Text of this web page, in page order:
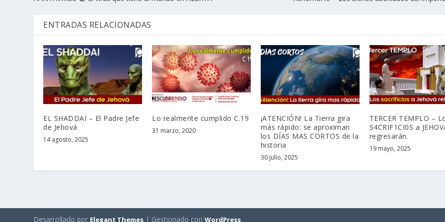
ENTRADAS RELACIONADAS
EL SHADDAI – El Padre Jefe
de Jehová
14 agosto, 2025
Lo realmente cumplido C.19
31 marzo, 2020
¡ATENCIÓN! La Tierra gira
más rápido: se aproximan
los DÍAS MAS CORTOS de la
historia
30 julio, 2025
TERCER TEMPLO –
S4CRIF1CI0S a
regresarán.
19 mayo, 2025
Desarrollado por Elegant Themes | Gestionado conWordPress